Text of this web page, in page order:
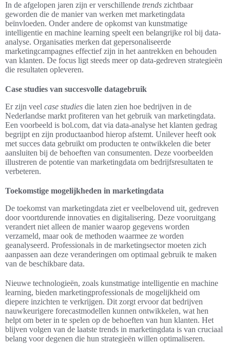
In de afgelopen jaren zijn er verschillende trends zichtbaar
geworden die de manier van werken met marketingdata
beïnvloeden. Onder andere de opkomst van kunstmatige
intelligentie en machine learning speelt een belangrijke rol bij data-
analyse. Organisaties merken dat gepersonaliseerde
marketingcampagnes effectief zijn in het aantrekken en behouden
van klanten. De focus ligt steeds meer op data-gedreven strategieën
die resultaten opleveren.
Case studies van succesvolle datagebruik
Er zijn veel case studies die laten zien hoe bedrijven in de
Nederlandse markt profiteren van het gebruik van marketingdata.
Een voorbeeld is bol.com, dat via data-analyse het klanten gedrag
begrijpt en zijn productaanbod hierop afstemt. Unilever heeft ook
met succes data gebruikt om producten te ontwikkelen die beter
aansluiten bij de behoeften van consumenten. Deze voorbeelden
illustreren de potentie van marketingdata om bedrijfsresultaten te
verbeteren.
Toekomstige mogelijkheden in marketingdata
De toekomst van marketingdata ziet er veelbelovend uit, gedreven
door voortdurende innovaties en digitalisering. Deze vooruitgang
verandert niet alleen de manier waarop gegevens worden
verzameld, maar ook de methoden waarmee ze worden
geanalyseerd. Professionals in de marketingsector moeten zich
aanpassen aan deze veranderingen om optimaal gebruik te maken
van de beschikbare data.
Nieuwe technologieën, zoals kunstmatige intelligentie en machine
learning, bieden marketingprofessionals de mogelijkheid om
diepere inzichten te verkrijgen. Dit zorgt ervoor dat bedrijven
nauwkeurigere forecastmodellen kunnen ontwikkelen, wat hen
helpt om beter in te spelen op de behoeften van hun klanten. Het
blijven volgen van de laatste trends in marketingdata is van cruciaal
belang voor degenen die hun strategieën willen optimaliseren.